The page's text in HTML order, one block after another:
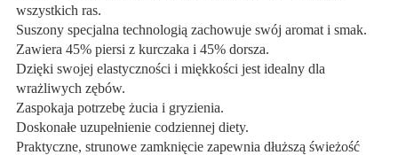
wszystkich ras.
Suszony specjalna technologią zachowuje swój aromat i smak.
Zawiera 45% piersi z kurczaka i 45% dorsza.
Dzięki swojej elastyczności i miękkości jest idealny dla
wrażliwych zębów.
Zaspokaja potrzebę żucia i gryzienia.
Doskonałe uzupełnienie codziennej diety.
Praktyczne, strunowe zamknięcie zapewnia dłuższą świeżość